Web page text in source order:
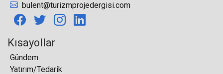
‘Vitafit Camp’ sağlıklı yaşamla tanıştırıyor
bulent@turizmprojedergisi.com
Kısayollar
Gündem
Yatırım/Tedarik